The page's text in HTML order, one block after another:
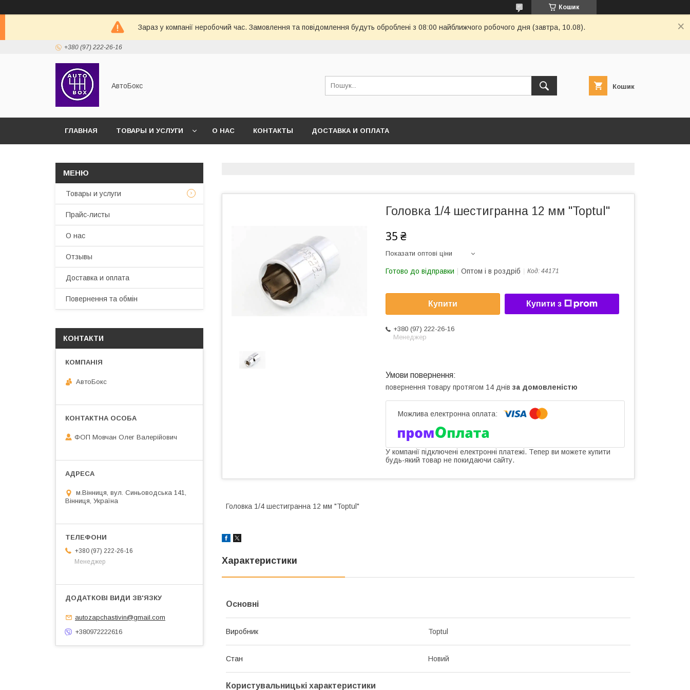
Кошик
Зараз у компанії неробочий час. Замовлення та повідомлення будуть оброблені з 08:00 найближчого робочого дня (завтра, 10.08).
+380 (97) 222-26-16
АвтоБокс Кошик
ГЛАВНАЯ ТОВАРЫ И УСЛУГИ О НАС КОНТАКТЫ ДОСТАВКА И ОПЛАТА
Головка 1/4 шестигранна 12 мм "Toptul"
35 ₴
Показати оптові ціни
Готово до відправки Оптом і в роздріб Код: 44171
Купити Купити з
+380 (97) 222-26-16
Менеджер
повернення товару протягом 14 днів за домовленістю
У компанії підключені електронні платежі. Тепер ви можете купити
будь-який товар не покидаючи сайту.
Головка 1/4 шестигранна 12 мм "Toptul"
Характеристики
Основні
Виробник Toptul
Стан Новий
Користувальницькі характеристики
Товары и услуги
Прайс-листы
О нас
Отзывы
Доставка и оплата
Повернення та обмін
КОНТАКТИ
АвтоБокс
ФОП Мовчан Олег Валерійович
м.Вінниця, вул. Синьоводська 141,
Вінниця, Україна
+380 (97) 222-26-16
Менеджер
autozapchastivin@gmail.com
+380972222616